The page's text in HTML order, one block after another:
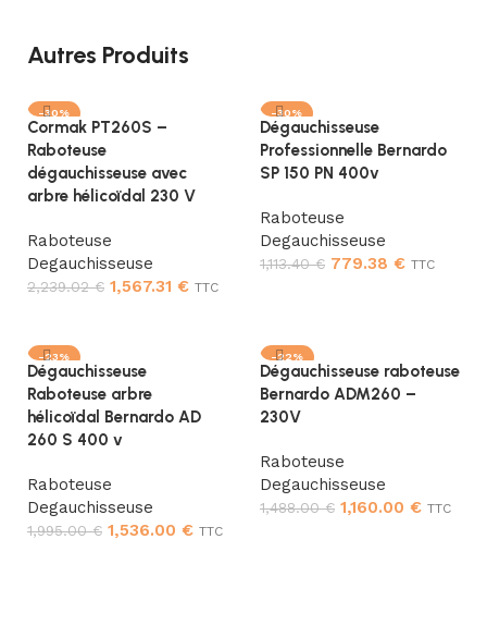
Autres Produits
-30%
Cormak PT260S –
Raboteuse
dégauchisseuse avec
arbre hélicoïdal 230 V
Raboteuse
Degauchisseuse
2,239.02€ 1,567.31 € TTC
-30%
Dégauchisseuse
Professionnelle Bernardo
SP 150 PN 400v
Raboteuse
Degauchisseuse
1,113.40€ 779.38 € TTC
-23%
Dégauchisseuse
Raboteuse arbre
hélicoïdal Bernardo AD
260 S 400 v
Raboteuse
Degauchisseuse
1,995.00€ 1,536.00 € TTC
-22%
Dégauchisseuse raboteuse
Bernardo ADM260 –
230V
Raboteuse
Degauchisseuse
1,488.00€ 1,160.00 € TTC